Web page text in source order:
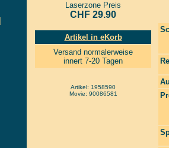
Laserzone Preis
CHF 29.90
Artikel in eKorb
Versand normalerweise
innert 7-20 Tagen
Artikel: 1958590
Movie: 90086581